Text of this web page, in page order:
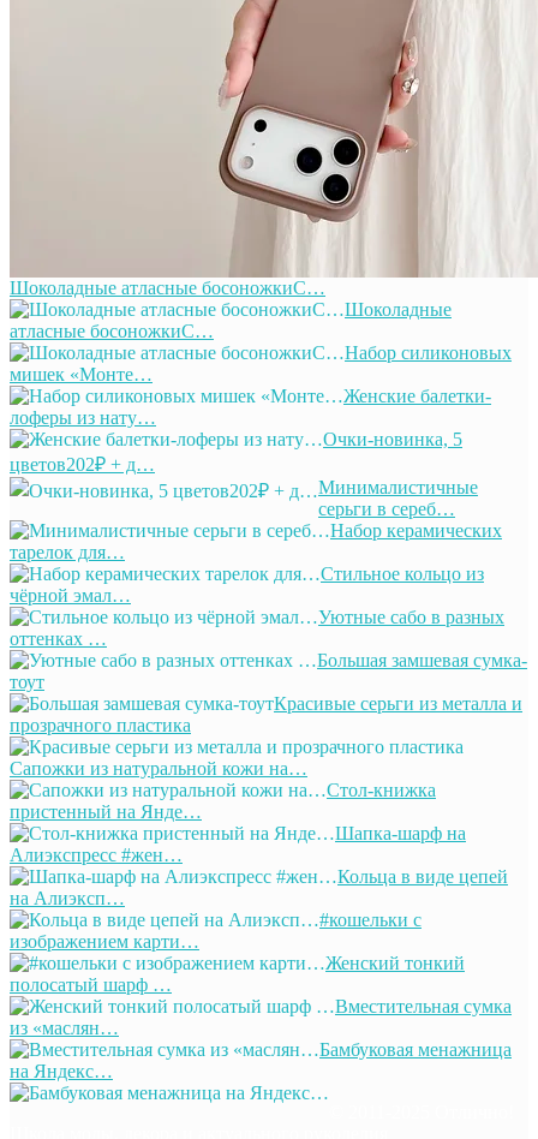
Шоколадные атласные босоножкиС…
Шоколадные
атласные босоножкиС…
Набор силиконовых
мишек «Монте…
Женские балетки-
лоферы из нату…
Очки-новинка, 5
цветов202₽ + д…
Минималистичные
серьги в сереб…
Набор керамических
тарелок для…
Стильное кольцо из
чёрной эмал…
Уютные сабо в разных
оттенках …
Большая замшевая сумка-
тоут
Красивые серьги из металла и
прозрачного пластика
Сапожки из натуральной кожи на…
Стол-книжка
пристенный на Янде…
Шапка-шарф на
Алиэкспресс #жен…
Кольца в виде цепей
на Алиэксп…
#кошельки с
изображением карти…
Женский тонкий
полосатый шарф …
Вместительная сумка
из «маслян…
Бамбуковая менажница
на Яндекс…